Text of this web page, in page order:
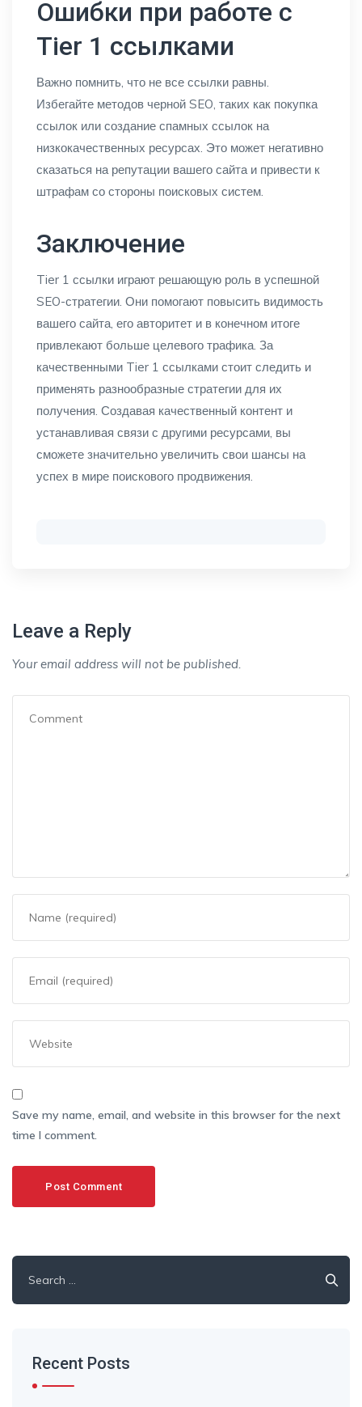
Ошибки при работе с
Tier 1 ссылками
Важно помнить, что не все ссылки равны.
Избегайте методов черной SEO, таких как покупка
ссылок или создание спамных ссылок на
низкокачественных ресурсах. Это может негативно
сказаться на репутации вашего сайта и привести к
штрафам со стороны поисковых систем.
Заключение
Tier 1 ссылки играют решающую роль в успешной
SEO-стратегии. Они помогают повысить видимость
вашего сайта, его авторитет и в конечном итоге
привлекают больше целевого трафика. За
качественными Tier 1 ссылками стоит следить и
применять разнообразные стратегии для их
получения. Создавая качественный контент и
устанавливая связи с другими ресурсами, вы
сможете значительно увеличить свои шансы на
успех в мире поискового продвижения.
Leave a Reply
Your email address will not be published.
Save my name, email, and website in this browser for the next
time I comment.
for:
Recent Posts